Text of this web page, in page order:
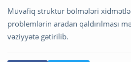
Müvafiq struktur bölmələri
problemlərin aradan qaldırılması
vəziyyətə gətirilib.